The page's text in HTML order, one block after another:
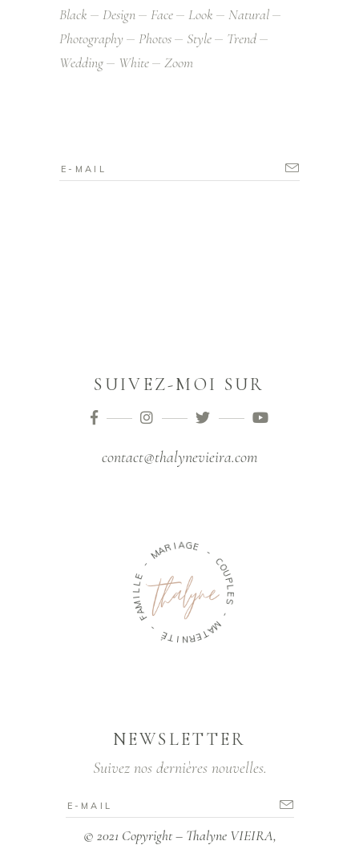
Black Design Face Look
Natural
Photography
Photos Style
Trend
Wedding
White Zoom
SUIVEZ-MOI SUR
contact@thalynevieira.com
- MARI AGE
-
C
O
U
L
E
S
-
M
A
T
E
R
N
I
T
É
-
F
A
M
I
LL E
NEWSLETTER
Suivez nos dernières nouvelles.
© 2021 Copyright – Thalyne VIEIRA,